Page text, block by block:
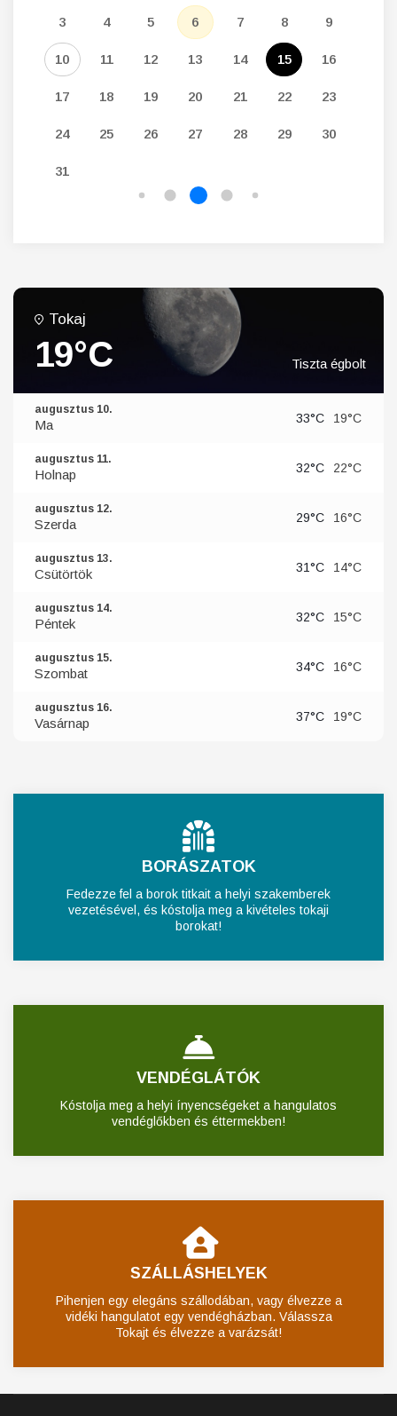
3 4 5 6 7 8 9
10 11 12 13 14 15 16
17 18 19 20 21 22 23
24 25 26 27 28 29 30
31
Tokaj
19°C Tiszta égbolt
augusztus 10.
Ma 33°C 19°C
augusztus 11.
Holnap 32°C 22°C
augusztus 12.
Szerda 29°C 16°C
augusztus 13.
Csütörtök 31°C 14°C
augusztus 14.
Péntek 32°C 15°C
augusztus 15.
Szombat 34°C 16°C
augusztus 16.
Vasárnap 37°C 19°C
BORÁSZATOK
Fedezze fel a borok titkait a helyi szakemberek
vezetésével, és kóstolja meg a kivételes tokaji
borokat!
VENDÉGLÁTÓK
Kóstolja meg a helyi ínyencségeket a hangulatos
vendéglőkben és éttermekben!
SZÁLLÁSHELYEK
Pihenjen egy elegáns szállodában, vagy élvezze a
vidéki hangulatot egy vendégházban. Válassza
Tokajt és élvezze a varázsát!